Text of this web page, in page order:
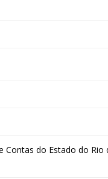
Contas do Estado do Rio